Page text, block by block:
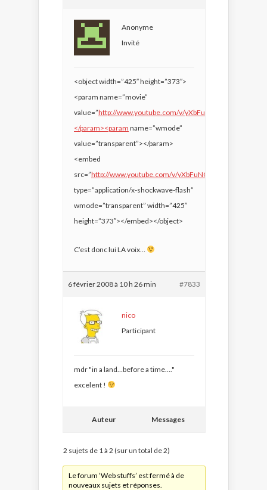
Anonyme
Invité
<object width=”425″ height=”373″>
<param name=”movie”
value=”http://www.youtube.com/v/
</param><param name=”wmode”
value=”transparent”></param>
<embed
src=”http://www.youtube.com/v/
type=”application/x-shockwave-flash”
wmode=”transparent” width=”425″
height=”373″></embed></object>
C’est donc lui LA voix…
6 février 2008 à 10 h 26 min #7833
nico
Participant
mdr "in a land…before a time…."
excelent !
Auteur Messages
2 sujets de 1 à 2 (sur un total de 2)
Le forum ‘Web stuffs’ est fermé à de
nouveaux sujets et réponses.